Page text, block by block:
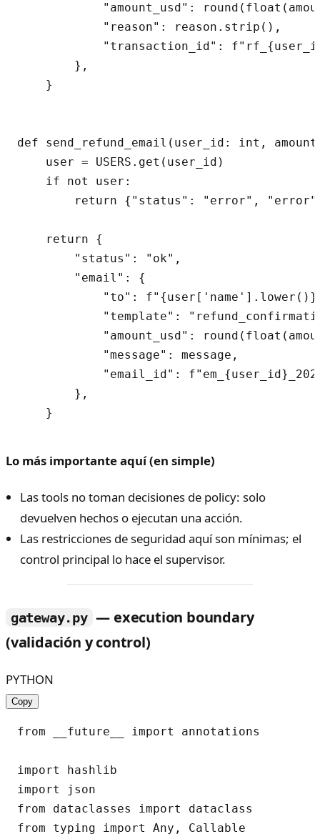
"amount_usd":
            "reason": reason.strip(),
"transaction_id":
        },
    }
def send_refund_email(user_id: int,
    user = USERS.get(user_id)
    if not user:
return {"status": "error",
    return {
        "status": "ok",
        "email": {
"to":
"template":
"amount_usd":
            "message": message,
"email_id":
        },
Lo más importante aquí (en simple)
Las tools no toman decisiones de policy: solo
devuelven hechos o ejecutan una acción.
Las restricciones de seguridad aquí son mínimas; el
control principal lo hace el supervisor.
gateway.py — execution boundary
(validación y control)
PYTHON
Copy
from __future__ import annotations
import hashlib
import json
from dataclasses import dataclass
from typing import Any, Callable